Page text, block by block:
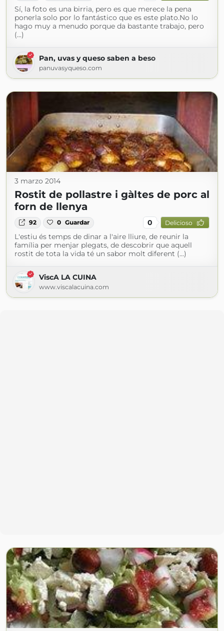
Sí, la foto es una birria, pero es que merece la pena
ponerla solo por lo fantástico que es este plato.No lo
hago muy a menudo porque da bastante trabajo, pero
(...)
Pan, uvas y queso saben a beso
panuvasyqueso.com
3 marzo 2014
Rostit de pollastre i gàltes de porc al
forn de llenya
92 0 Guardar 0 Delicioso
L'estiu és temps de dinar a l'aire lliure, de reunir la
família per menjar plegats, de descobrir que aquell
rostit de tota la vida té un sabor molt diferent (...)
ViscA LA CUINA
www.viscalacuina.com